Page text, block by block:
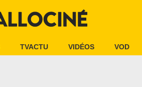
TVACTU VIDÉOS VOD